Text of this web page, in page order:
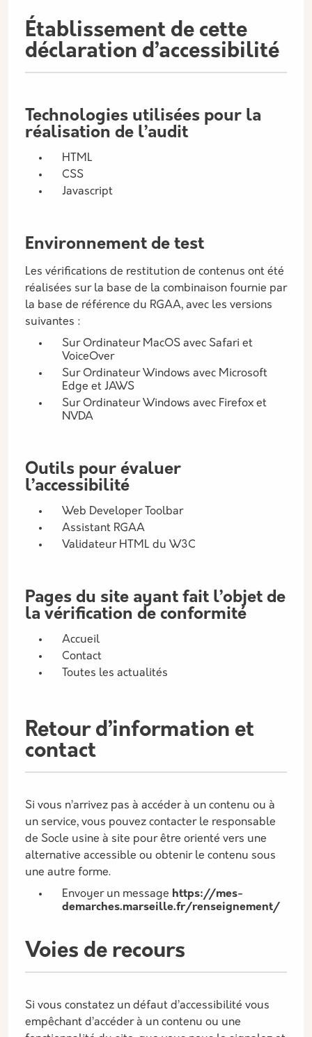
Établissement de cette
déclaration d’accessibilité
Technologies utilisées pour la
réalisation de l’audit
HTML
CSS
Javascript
Environnement de test
Les vérifications de restitution de contenus ont été
réalisées sur la base de la combinaison fournie par
la base de référence du RGAA, avec les versions
suivantes :
Sur Ordinateur MacOS avec Safari et
VoiceOver
Sur Ordinateur Windows avec Microsoft
Edge et JAWS
Sur Ordinateur Windows avec Firefox et
NVDA
Outils pour évaluer
l’accessibilité
Web Developer Toolbar
Assistant RGAA
Validateur HTML du W3C
Pages du site ayant fait l’objet de
la vérification de conformité
Accueil
Contact
Toutes les actualités
Retour d’information et
contact
Si vous n’arrivez pas à accéder à un contenu ou à
un service, vous pouvez contacter le responsable
de Socle usine à site pour être orienté vers une
alternative accessible ou obtenir le contenu sous
une autre forme.
Envoyer un message https://mes-
demarches.marseille.fr/renseignement/
Voies de recours
Si vous constatez un défaut d’accessibilité vous
empêchant d’accéder à un contenu ou une